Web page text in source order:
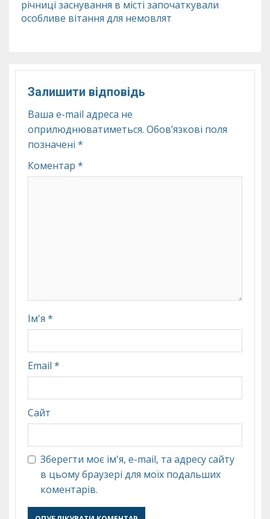
річниці заснування в місті започаткували
особливе вітання для немовлят
Залишити відповідь
Ваша e-mail адреса не
оприлюднюватиметься. Обов’язкові поля
позначені *
Коментар *
Ім'я *
Email *
Сайт
Зберегти моє ім'я, e-mail, та адресу сайту
в цьому браузері для моїх подальших
коментарів.